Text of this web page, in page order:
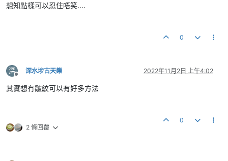
想知點樣可以忍住唔笑....
0
深
離線
深水埗古天樂 2022年11月2日 上午4:02
其實想冇皺紋可以有好多方法
2 條回覆
0